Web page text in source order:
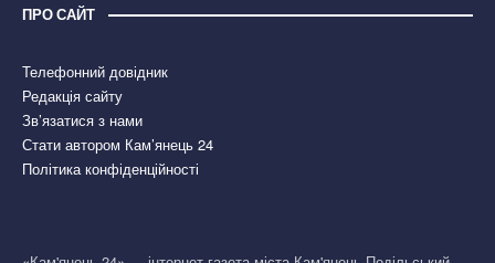
ПРО САЙТ
Телефонний довідник
Редакція сайту
Зв’язатися з нами
Стати автором Кам’янець 24
Політика конфіденційності